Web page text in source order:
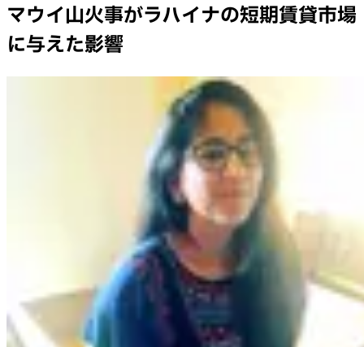
マウイ山火事がラハイナの短期賃貸市場
に与えた影響